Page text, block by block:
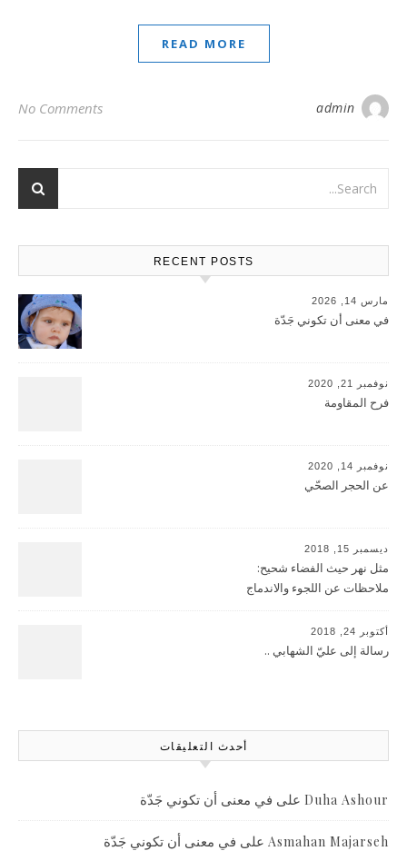
READ MORE
admin
No Comments
RECENT POSTS
مارس 14, 2026
في معنى أن تكوني جَدّة
نوفمبر 21, 2020
فرح المقاومة
نوفمبر 14, 2020
عن الحجر الصحّي
ديسمبر 15, 2018
مثل نهر حيث الفضاء شحيح:
ملاحظات عن اللجوء والاندماج
أكتوبر 24, 2018
رسالة إلى عليّ الشهابي ..
أحدث التعليقات
Duha Ashour على في معنى أن تكوني جَدّة
Asmahan Majarseh على في معنى أن تكوني جَدّة